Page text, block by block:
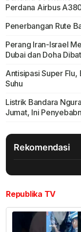
Perdana Airbus
Penerbangan Rute
Perang Iran-Israel
Dubai dan Doha
Antisipasi Super Flu,
Suhu
Listrik Bandara
Jumat, Ini
Rekomendasi
Republika TV